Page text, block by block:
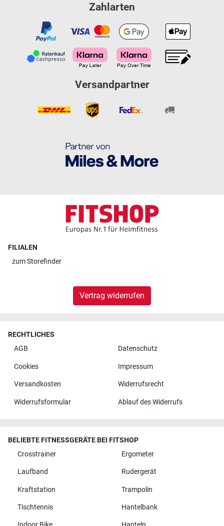
Zahlarten
Versandpartner
FILIALEN
zumStorefinder
Vertrag widerrufen
RECHTLICHES
AGB
Datenschutz
Cookies Impressum
Versandkosten Widerrufsrecht
Widerrufsformular Ablauf des Widerrufs
BELIEBTE FITNESSGERÄTE BEI FITSHOP
Crosstrainer
Ergometer
Laufband Rudergerät
Kraftstation Trampolin
Tischtennis Hantelbank